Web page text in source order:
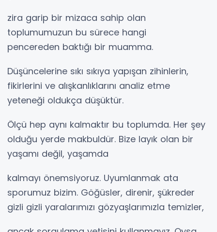
zira garip bir mizaca sahip olan
toplumumuzun bu sürece hangi
pencereden baktığı bir muamma.
Düşüncelerine sıkı sıkıya yapışan zihinlerin,
fikirlerini ve alışkanlıklarını analiz etme
yeteneği oldukça düşüktür.
Ölçü hep aynı kalmaktır bu toplumda. Her şey
olduğu yerde makbuldür. Bize layık olan bir
yaşamı değil, yaşamda
kalmayı önemsiyoruz. Uyumlanmak ata
sporumuz bizim. Göğüsler, direnir, şükreder
gizli gizli yaralarımızı gözyaşlarımızla temizler,